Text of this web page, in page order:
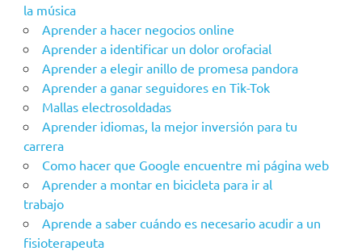
la música
Aprender a hacer negocios online
Aprender a identificar un dolor orofacial
Aprender a elegir anillo de promesa pandora
Aprender a ganar seguidores en Tik-Tok
Mallas electrosoldadas
Aprender idiomas, la mejor inversión para tu
carrera
Como hacer que Google encuentre mi página web
Aprender a montar en bicicleta para ir al
trabajo
Aprende a saber cuándo es necesario acudir a un
fisioterapeuta